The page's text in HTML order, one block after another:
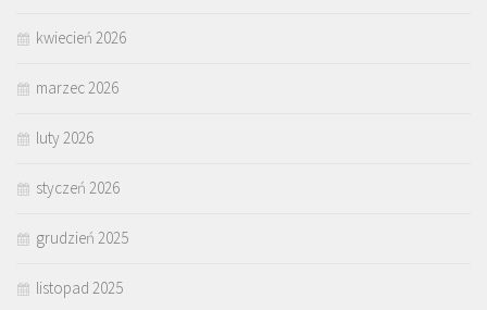
kwiecień 2026
marzec 2026
luty 2026
styczeń 2026
grudzień 2025
listopad 2025